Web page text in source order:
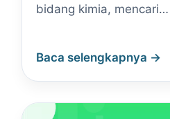
bidang kimia,
Baca selengkapnya →